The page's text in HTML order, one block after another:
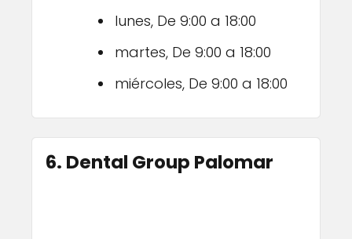
lunes, De 9:00 a 18:00
martes, De 9:00 a 18:00
miércoles, De 9:00 a 18:00
6. Dental Group Palomar